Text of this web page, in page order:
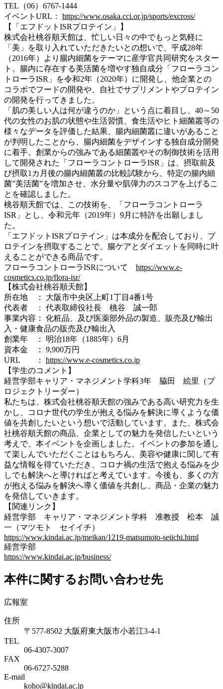
TEL（06）6767-1444
イベントURL： https://www.osaka.cci.or.jp/sports/excross/
【「エフドットISRプロテイン」】
株式会社桃谷順天館は、忙しい日々の中でもっと気軽に
「美」を取り入れていただきたいとの想いで、平成28年
（2016年）より腸内細菌をテーマに産学官共同研究をスター
ト。腸内に存在する美活菌を増やす独自成分「フローラコン
トローラISR」を令和2年（2020年）に開発し、他企業との
コラボでフードの開発や、自社でサプリメントやプロテイン
の開発を行ってきました。
「肌の美しい人は何が違うのか」という点に着目し、40～50
代の女性のお肌の状態や生活習慣、食生活やヒト細菌叢等の
様々なデータを評価した結果、腸内細菌叢に違いがあること
が判明したことから、腸内細菌をデザインする独自成分開発
に着手。創業からの強みである細菌叢やその制御技術を活用
して開発された「フローラコントローラISR」は、摂取前及
び摂取1カ月後の腸内細菌叢の比較試験から、特定の腸内細
菌”美活菌”を増加させ、水分量や肌弾力のスコアを上げるこ
とを確認しました。
桃谷順天館では、この技術を、「フローラコントローラ
ISR」とし、令和元年（2019年）9月に特許を出願しまし
た。
「エフドットISRプロテイン」は本成分を配合しており、プ
ロテインを摂取することで、腸ケアとダイエットを同時に叶
えることができる商品です。
フローラコントローラISRについて https://www.e-
cosmetics.co.jp/flora-isr/
【株式会社桃谷順天館】
所在地 ： 大阪市中央区上町1丁目4番1号
代表者 ： 代表取締役社長 桃谷 誠一郎
事業内容： 化粧品、及び医薬部外品の製造、販売及び輸出
入・健康食品の販売及び輸出入
創業年 ： 明治18年（1885年）6月
資本金 ： 9,900万円
URL ： https://www.e-cosmetics.co.jp
【学生のコメント】
経営学部キャリア・マネジメント学科3年 脇田 絵里（プ
ロジェクトリーダー）
私たちは、株式会社桃谷順天館の強みである高い研究力を生
かし、コロナ世代の学生が抱える悩みを解決に導くような価
値を共創したいという想いで活動しています。また、株式会
社桃谷順天館の商品、企業としての魅力を発信したいという
考えで、本イベントを企画しました。イベントの参加を通し
て楽しんでいただくことはもちろん、美容や健康に関して有
益な情報を得ていただき、コロナ禍の生活で抱える悩みを少
しでも解決へと導ければと考えています。今後も、多くの方
が抱える悩みを解決へ導く価値を共創し、商品・企業の魅力
を発信していきます。
【関連リンク】
経営学部 キャリア・マネジメント学科 准教授 松本 誠
一（マツモト セイイチ）
https://www.kindai.ac.jp/meikan/1219-matsumoto-seiichi.html
経営学部
https://www.kindai.ac.jp/business/
本件に関するお問い合わせ先
広報室
住所
〒577-8502 大阪府東大阪市小若江3-4-1
TEL
06‐4307‐3007
FAX
06‐6727‐5288
E-mail
koho@kindai.ac.jp